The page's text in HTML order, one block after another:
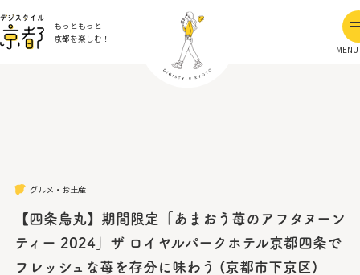
もっともっと
京都を楽しむ！
MENU
グルメ・お土産
【四条烏丸】期間限定「あまおう苺のアフタヌーン
ティー 2024」ザ ロイヤルパークホテル京都四条で
フレッシュな苺を存分に味わう (京都市下京区)